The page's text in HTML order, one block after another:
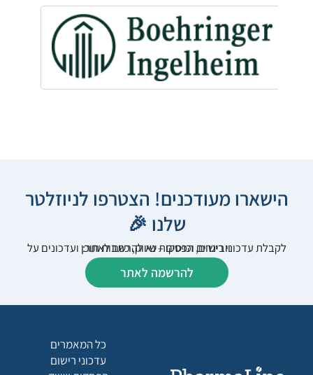
הישארו מעודכנים! הצטרפו לניוזלטר
שלנו 🎉
לקבלת עדכוני רישום, הפסקות שיווק, כתבות תוכן ועדכונים על וובינרים וכנסים – נא להרשם לאתר:
להרשמה לאתר
כל המאמרים
עדכוני רישום